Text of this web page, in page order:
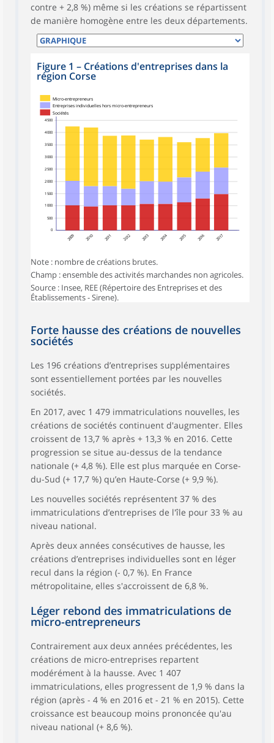
contre + 2,8 %) même si les créations se répartissent
de manière homogène entre les deux départements.
Figure 1 – Créations d'entreprises dans la
région Corse
0
500
1 000
1 500
2 000
2 500
3 000
3 500
4 000
4 500
2009 2010 2011 2012 2013 2014 2015 2016 2017
Sociétés
Entreprises individuelles hors micro-entrepreneurs
Micro-entrepreneurs
Note : nombre de créations brutes.
Champ : ensemble des activités marchandes non agricoles.
Source : Insee, REE (Répertoire des Entreprises et des
Établissements - Sirene).
Forte hausse des créations de nouvelles
sociétés
Les 196 créations d’entreprises supplémentaires
sont essentiellement portées par les nouvelles
sociétés.
En 2017, avec 1 479 immatriculations nouvelles, les
créations de sociétés continuent d'augmenter. Elles
croissent de 13,7 % après + 13,3 % en 2016. Cette
progression se situe au-dessus de la tendance
nationale (+ 4,8 %). Elle est plus marquée en Corse-
du-Sud (+ 17,7 %) qu’en Haute-Corse (+ 9,9 %).
Les nouvelles sociétés représentent 37 % des
immatriculations d’entreprises de l'île pour 33 % au
niveau national.
Après deux années consécutives de hausse, les
créations d’entreprises individuelles sont en léger
recul dans la région (- 0,7 %). En France
métropolitaine, elles s'accroissent de 6,8 %.
Léger rebond des immatriculations de
micro-entrepreneurs
Contrairement aux deux années précédentes, les
créations de micro-entreprises repartent
modérément à la hausse. Avec 1 407
immatriculations, elles progressent de 1,9 % dans la
région (après - 4 % en 2016 et - 21 % en 2015). Cette
croissance est beaucoup moins prononcée qu'au
niveau national (+ 8,6 %).